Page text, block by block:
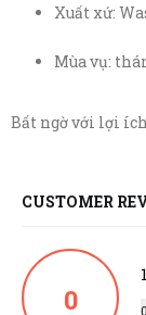
Xuất xứ:
Mùa vụ:
Bất ngờ với lợi
CUSTOMER
0